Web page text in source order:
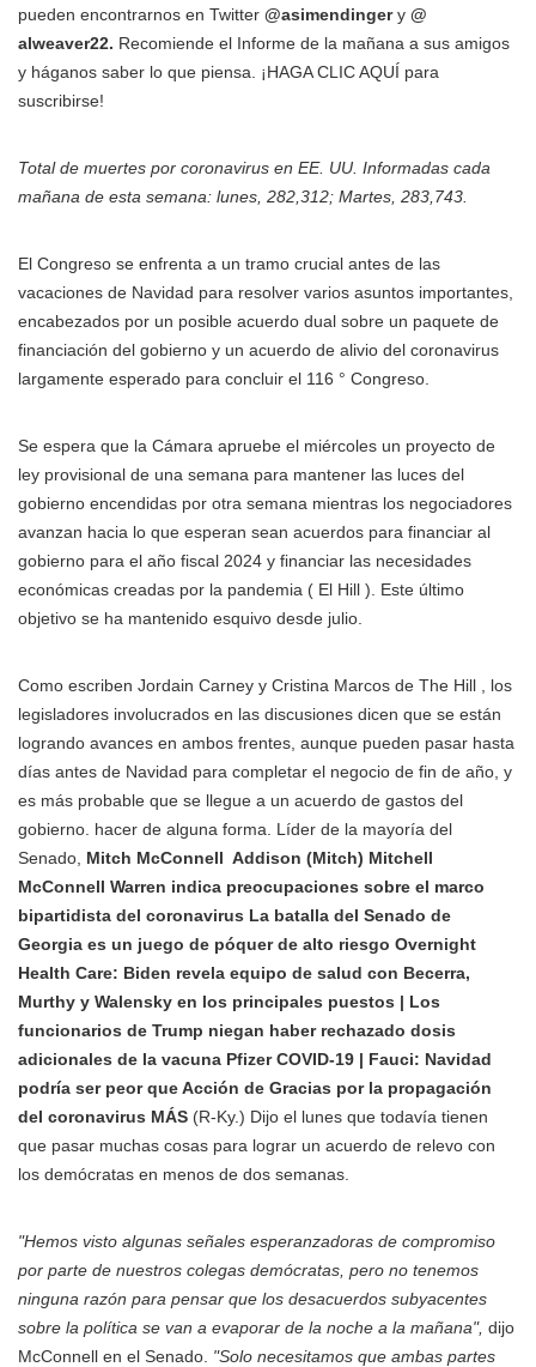
pueden encontrarnos en Twitter @asimendingery @
alweaver22. Recomiende el Informe de la mañana a sus amigos
y háganos saber lo que piensa. ¡HAGA CLIC AQUÍ para
suscribirse!
Total de muertes por coronavirus en EE. UU. Informadas cada
mañana de esta semana: lunes, 282,312; Martes, 283,743.
El Congreso se enfrenta a un tramo crucial antes de las
vacaciones de Navidad para resolver varios asuntos importantes,
encabezados por un posible acuerdo dual sobre un paquete de
financiación del gobierno y un acuerdo de alivio del coronavirus
largamente esperado para concluir el 116 ° Congreso.
Se espera que la Cámara apruebe el miércoles un proyecto de
ley provisional de una semana para mantener las luces del
gobierno encendidas por otra semana mientras los negociadores
avanzan hacia lo que esperan sean acuerdos para financiar al
gobierno para el año fiscal 2024 y financiar las necesidades
económicas creadas por la pandemia ( El Hill ). Este último
objetivo se ha mantenido esquivo desde julio.
Como escriben Jordain Carney y Cristina Marcos de The Hill , los
legisladores involucrados en las discusiones dicen que se están
logrando avances en ambos frentes, aunque pueden pasar hasta
días antes de Navidad para completar el negocio de fin de año, y
es más probable que se llegue a un acuerdo de gastos del
gobierno. hacer de alguna forma. Líder de la mayoría del
Senado, Mitch McConnell Addison (Mitch) Mitchell
McConnell Warren indica preocupaciones sobre el marco
bipartidista del coronavirus La batalla del Senado de
Georgia es un juego de póquer de alto riesgo Overnight
Health Care: Biden revela equipo de salud con Becerra,
Murthy y Walensky en los principales puestos | Los
funcionarios de Trump niegan haber rechazado dosis
adicionales de la vacuna Pfizer COVID-19 | Fauci: Navidad
podría ser peor que Acción de Gracias por la propagación
del coronavirus MÁS (R-Ky.) Dijo el lunes que todavía tienen
que pasar muchas cosas para lograr un acuerdo de relevo con
los demócratas en menos de dos semanas.
"Hemos visto algunas señales esperanzadoras de compromiso
por parte de nuestros colegas demócratas, pero no tenemos
ninguna razón para pensar que los desacuerdos subyacentes
sobre la política se van a evaporar de la noche a la mañana", dijo
McConnell en el Senado. "Solo necesitamos que ambas partes